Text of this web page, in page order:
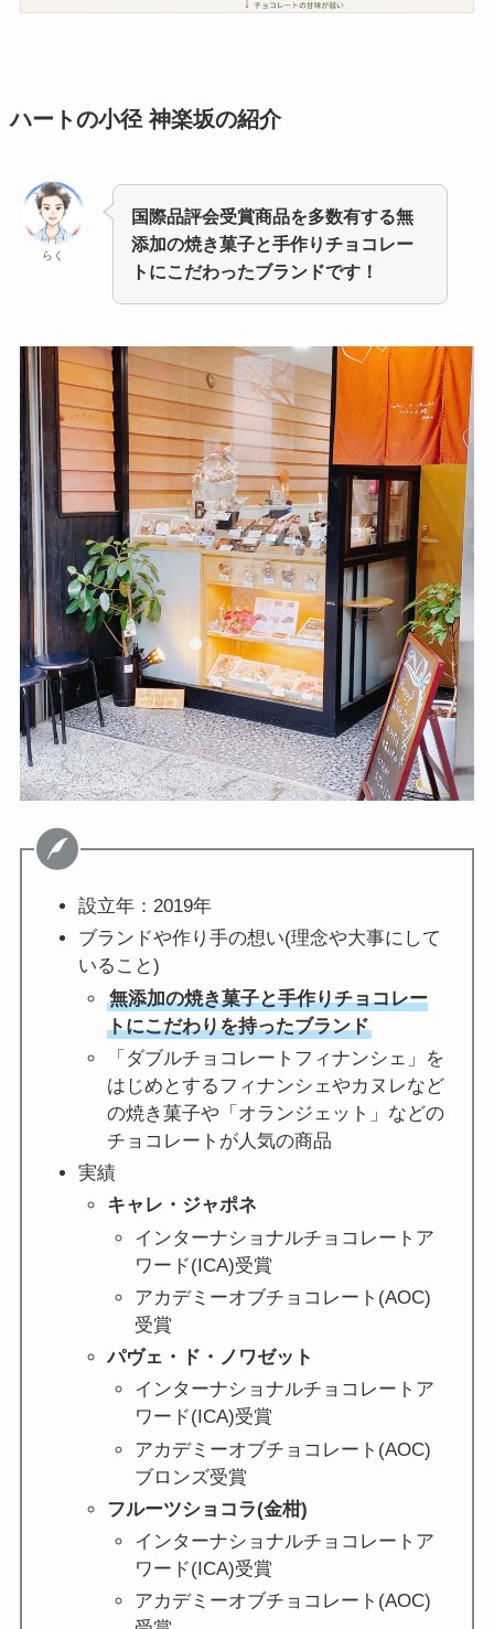
ハートの小径 神楽坂の紹介
らく
国際品評会受賞商品を多数有する無
添加の焼き菓子と手作りチョコレー
トにこだわったブランドです！
設立年：2019年
ブランドや作り手の想い(理念や大事にして
いること)
無添加の焼き菓子と手作りチョコレー
トにこだわりを持ったブランド
「ダブルチョコレートフィナンシェ」を
はじめとするフィナンシェやカヌレなど
の焼き菓子や「オランジェット」などの
チョコレートが人気の商品
実績
キャレ・ジャポネ
インターナショナルチョコレートア
ワード(ICA)受賞
アカデミーオブチョコレート(AOC)
受賞
パヴェ・ド・ノワゼット
インターナショナルチョコレートア
ワード(ICA)受賞
アカデミーオブチョコレート(AOC)
ブロンズ受賞
フルーツショコラ(金柑)
インターナショナルチョコレートア
ワード(ICA)受賞
アカデミーオブチョコレート(AOC)